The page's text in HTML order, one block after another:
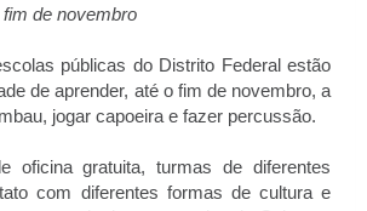
de novembro
públicas do Distrito Federal estão
de aprender, até o fim de novembro, a
jogar capoeira e fazer percussão.
oficina gratuita, turmas de diferentes
com diferentes formas de cultura e